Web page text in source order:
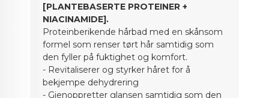
[PLANTEBASERTE PROTEINER +
NIACINAMIDE].
Proteinberikende hårbad med en skånsom
formel som renser tørt hår samtidig som
den fyller på fuktighet og komfort.
- Revitaliserer og styrker håret for å
bekjempe dehydrering
- Gjenoppretter glansen samtidig som den